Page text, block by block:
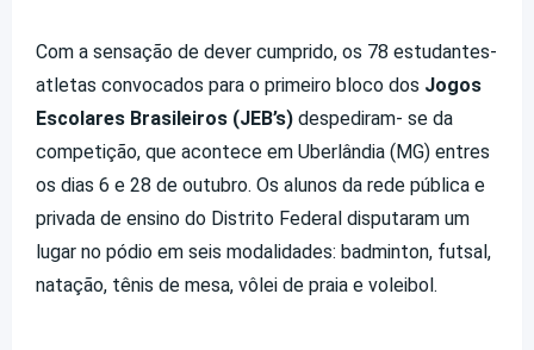
Com a sensação de dever cumprido, os 78 estudantes-
atletas convocados para o primeiro bloco dos Jogos
Escolares Brasileiros (JEB’s) despediram- se da
competição, que acontece em Uberlândia (MG) entres
os dias 6 e 28 de outubro. Os alunos da rede pública e
privada de ensino do Distrito Federal disputaram um
lugar no pódio em seis modalidades: badminton, futsal,
natação, tênis de mesa, vôlei de praia e voleibol.